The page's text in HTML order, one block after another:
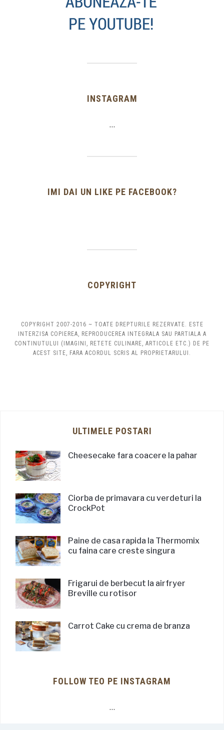
INSTAGRAM
…
IMI DAI UN LIKE PE FACEBOOK?
COPYRIGHT
COPYRIGHT 2007-2016 ~ TOATE DREPTURILE REZERVATE. ESTE
INTERZISA COPIEREA, REPRODUCEREA INTEGRALA SAU PARTIALA A
CONTINUTULUI (IMAGINI, RETETE CULINARE, ARTICOLE ETC.) DE PE
ACEST SITE, FARA ACORDUL SCRIS AL PROPRIETARULUI.
ULTIMELE POSTARI
Cheesecake fara coacere la pahar
Ciorba de primavara cu verdeturi la
CrockPot
Paine de casa rapida la Thermomix
cu faina care creste singura
Frigarui de berbecut la airfryer
Breville cu rotisor
Carrot Cake cu crema de branza
FOLLOW TEO PE INSTAGRAM
…